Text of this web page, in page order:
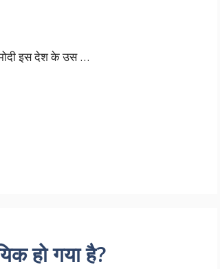
इस देश के उस …
हो गया है?